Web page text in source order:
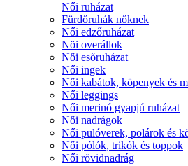
Női ruházat
Fürdőruhák nőknek
Női edzőruházat
Nöi overállok
Női esőruházat
Női ingek
Női kabátok, köpenyek és
Női leggings
Női merinó gyapjú ruházat
Női nadrágok
Női pulóverek, polárok és
Női pólók, trikók és toppok
Női rövidnadrág